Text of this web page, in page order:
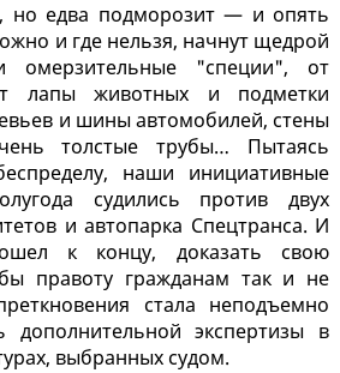
но едва подморозит — и опять
и где нельзя, начнут щедрой
омерзительные "специи", от
лапы животных и подметки
и шины автомобилей, стены
толстые трубы… Пытаясь
наши инициативные
судились против двух
и автопарка Спецтранса. И
к концу, доказать свою
правоту гражданам так и не
стала неподъемно
дополнительной экспертизы в
выбранных судом.